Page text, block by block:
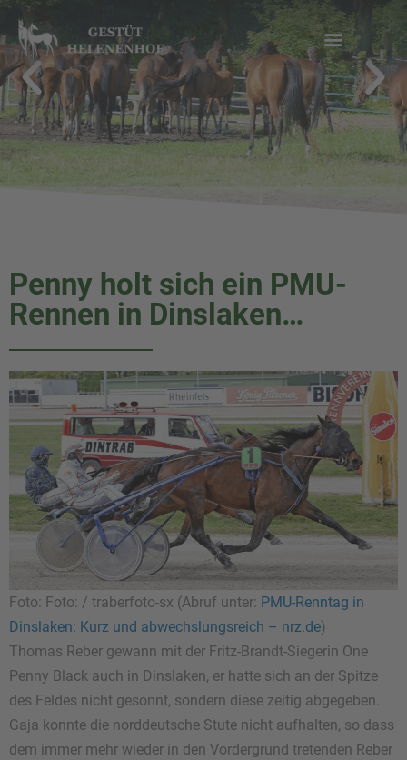
Zum
Inhalt
springen
Penny holt sich ein PMU-
Rennen in Dinslaken…
Foto: Foto: / traberfoto-sx (Abruf unter: PMU-Renntag in
Dinslaken: Kurz und abwechslungsreich – nrz.de)
Thomas Reber gewann mit der Fritz-Brandt-Siegerin One
Penny Black auch in Dinslaken, er hatte sich an der Spitze
des Feldes nicht gesonnt, sondern diese zeitig abgegeben.
Gaja konnte die norddeutsche Stute nicht aufhalten, so dass
dem immer mehr wieder in den Vordergrund tretenden Reber